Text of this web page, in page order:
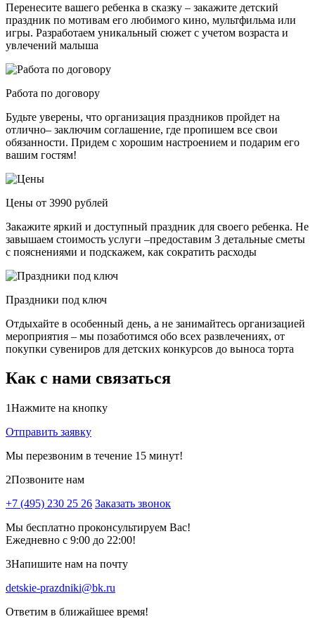
Перенесите вашего ребенка в сказку – закажите детский
праздник по мотивам его любимого кино, мультфильма или
игры. Разработаем уникальный сюжет с учетом возраста и
увлечений малыша
Работа по договору
Будьте уверены, что организация праздников пройдет на
отлично– заключим соглашение, где пропишем все свои
обязанности. Придем с хорошим настроением и подарим его
вашим гостям!
Цены от 3990 рублей
Закажите яркий и доступный праздник для своего ребенка. Не
завышаем стоимость услуги –предоставим 3 детальные сметы
с пояснениями и подскажем, как сократить расходы
Праздники под ключ
Отдыхайте в особенный день, а не занимайтесь организацией
мероприятия – мы позаботимся обо всех развлечениях, от
покупки сувениров для детских конкурсов до выноса торта
Как с нами связаться
1Нажмите на кнопку
Отправить заявку
Мы перезвоним в течение 15 минут!
2Позвоните нам
+7 (495) 230 25 26 Заказать звонок
Мы бесплатно проконсультируем Вас!
Ежедневно с 9:00 до 22:00!
3Напишите нам на почту
detskie-prazdniki@bk.ru
Ответим в ближайшее время!